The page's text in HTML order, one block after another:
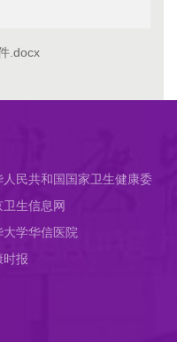
.docx
人民共和国国家卫生健康委
卫生信息网
大学华信医院
时报